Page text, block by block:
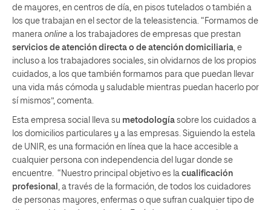
de mayores, en centros de día, en pisos tutelados o también a
los que trabajan en el sector de la teleasistencia. “Formamos de
manera online a los trabajadores de empresas que prestan
servicios de atención directa o de atención domiciliaria , e
incluso a los trabajadores sociales, sin olvidarnos de los propios
cuidados, a los que también formamos para que puedan llevar
una vida más cómoda y saludable mientras puedan hacerlo por
sí mismos”, comenta.
Esta empresa social lleva su metodología sobre los cuidados a
los domicilios particulares y a las empresas. Siguiendo la estela
de UNIR, es una formación en línea que la hace accesible a
cualquier persona con independencia del lugar donde se
encuentre. “Nuestro principal objetivo es la cualificación
profesional
, a través de la formación, de todos los cuidadores
de personas mayores, enfermas o que sufran cualquier tipo de